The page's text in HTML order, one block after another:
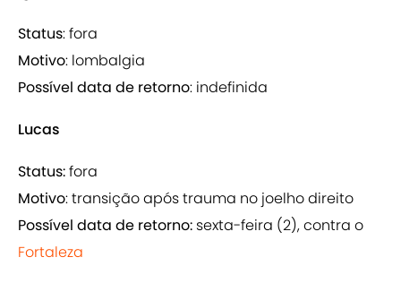
Status: fora
Motivo: lombalgia
Possível data de retorno: indefinida
Lucas
Status:fora
Motivo: transição apóstrauma no joelho direito
Possível data de retorno: sexta-feira (2), contra o
Fortaleza